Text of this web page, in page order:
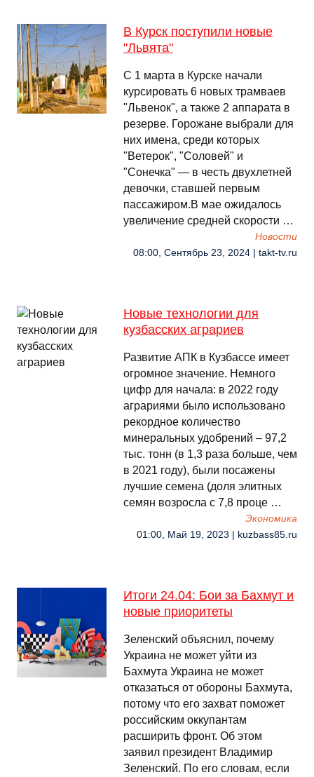
В Курск поступили новые
"Львята"
С 1 марта в Курске начали
курсировать 6 новых трамваев
"Львенок", а также 2 аппарата в
резерве. Горожане выбрали для
них имена, среди которых
"Ветерок", "Соловей" и
"Сонечка" — в честь двухлетней
девочки, ставшей первым
пассажиром.В мае ожидалось
увеличение средней скорости …
Новости
08:00, Сентябрь 23, 2024 | takt-tv.ru
Новые технологии для
кузбасских аграриев
Развитие АПК в Кузбассе имеет
огромное значение. Немного
цифр для начала: в 2022 году
аграриями было использовано
рекордное количество
минеральных удобрений – 97,2
тыс. тонн (в 1,3 раза больше, чем
в 2021 году), были посажены
лучшие семена (доля элитных
семян возросла с 7,8 проце …
Экономика
01:00, Май 19, 2023 | kuzbass85.ru
Итоги 24.04: Бои за Бахмут и
новые приоритеты
Зеленский объяснил, почему
Украина не может уйти из
Бахмута Украина не может
отказаться от обороны Бахмута,
потому что его захват поможет
российским оккупантам
расширить фронт. Об этом
заявил президент Владимир
Зеленский. По его словам, если